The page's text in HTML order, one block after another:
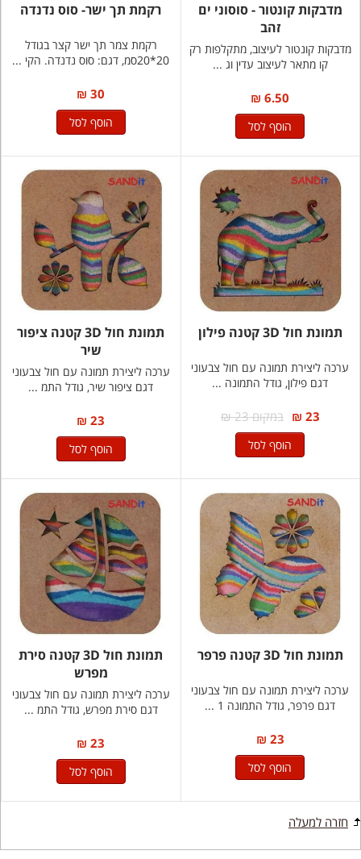
מדבקות קונטור - סוסוני ים
זהב
מדבקות קונטור לעיצוב, מתקלפות רק
קו מתאר לעיצוב עדין וג ...
6.50 ₪
הוסף לסל
רקמת תך ישר- סוס נדנדה
רקמת צמר תך ישר קצר בגודל
20*20סמ, דגם: סוס נדנדה. הקי ...
30 ₪
הוסף לסל
תמונת חול 3D קטנה פילון
ערכה ליצירת תמונה עם חול צבעוני
דגם פילון, גודל התמונה ...
23 ₪ במקום 23 ₪
הוסף לסל
תמונת חול 3D קטנה ציפור
שיר
ערכה ליצירת תמונה עם חול צבעוני
דגם ציפור שיר, גודל התמ ...
23 ₪
הוסף לסל
תמונת חול 3D קטנה פרפר
ערכה ליצירת תמונה עם חול צבעוני
דגם פרפר, גודל התמונה 1 ...
23 ₪
הוסף לסל
תמונת חול 3D קטנה סירת
מפרש
ערכה ליצירת תמונה עם חול צבעוני
דגם סירת מפרש, גודל התמ ...
23 ₪
הוסף לסל
חזרה למעלה